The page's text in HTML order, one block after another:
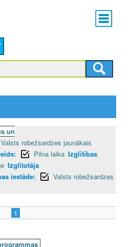
Main
menu
un
Valsts robežsardzes jaunākais
Pilna laika Izglītības
Izglītotāja
iestāde:
Valsts robežsardzes
1